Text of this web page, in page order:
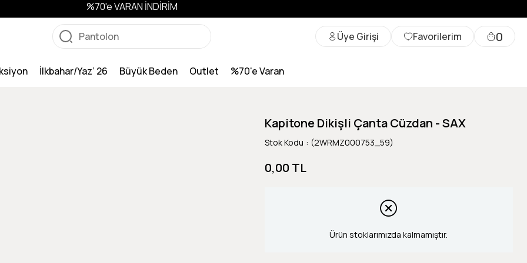
%70'e VARAN İNDİRİM
Üye Girişi Favorilerim 0
İlkbahar/Yaz’ 26 Büyük Beden Outlet %70'e Varan
Kapitone Dikişli Çanta Cüzdan - SAX
Stok Kodu (2WRMZ000753_59)
0,00 TL
Ürün stoklarımızda kalmamıştır.